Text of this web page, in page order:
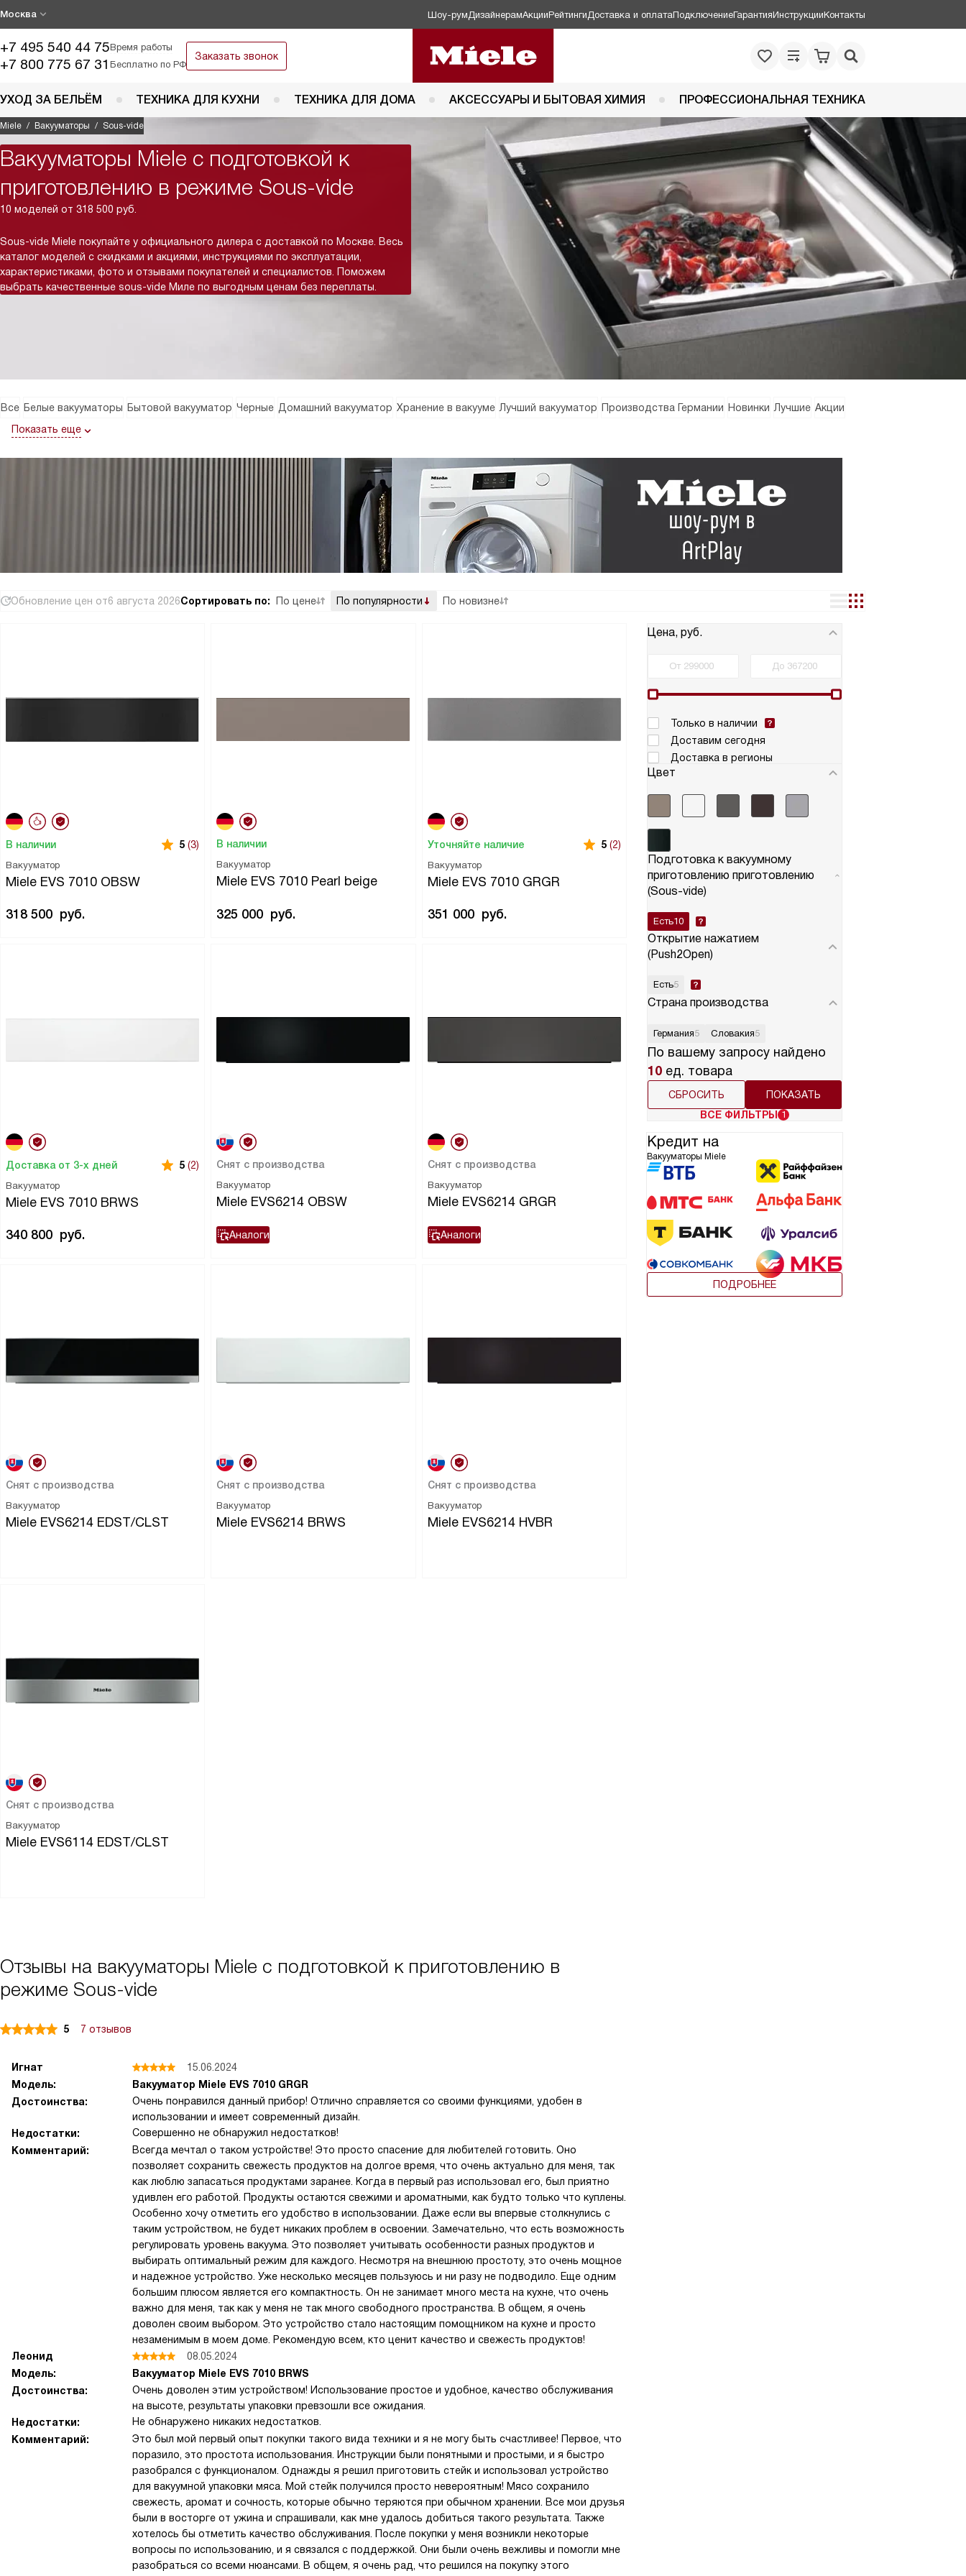
Москва Шоу-рум ДизайнерамАкцииРейтинги Доставка и оплатаПодключениеГарантияИнструкцииКонтакты
+7 495 540 44 75Время работы
+7 800 775 67 31 Бесплатно по РФ
Заказать звонок
УХОД ЗА БЕЛЬЁМ ТЕХНИКА ДЛЯ КУХНИ ТЕХНИКА ДЛЯ ДОМА АКСЕССУАРЫ И БЫТОВАЯ ХИМИЯ ПРОФЕССИОНАЛЬНАЯ ТЕХНИКА
Miele Вакууматоры Sous-vide
Вакууматоры Miele c подготовкой к
приготовлению в режиме Sous-vide
10 моделей от 318 500 руб.
Sous-vide Miele покупайте у официального дилера с доставкой по Москве. Весь
каталог моделей с скидками и акциями, инструкциями по эксплуатации,
характеристиками, фото и отзывами покупателей и специалистов. Поможем
выбрать качественные sous-vide Миле по выгодным ценам без переплаты.
Все Белые вакууматоры Бытовой вакууматор Черные Домашний вакууматор Хранение в вакууме Лучший вакууматор Производства Германии Новинки Лучшие Акции
Показать еще
Обновление цен от6 августа 2026Сортировать по: По цене По популярности По новизне
Цена, руб.
Только в наличии
Доставим сегодня
Доставка в регионы
Цвет
Подготовка к вакуумному
приготовлению приготовлению
(Sous-vide)
Есть10
Открытие нажатием
(Push2Open)
Есть5
Страна производства
Германия5 Словакия5
По вашему запросу найдено
10 ед. товара
СБРОСИТЬ
ВСЕ ФИЛЬТРЫ
1
Кредит на
Вакууматоры Miele
ПОДРОБНЕЕ
Вакууматор
Miele EVS 7010 OBSW
В наличии 5 (3)
318 500 руб.
Вакууматор
Miele EVS 7010 Pearl beige
В наличии
325 000 руб.
Вакууматор
Miele EVS 7010 GRGR
Уточняйте наличие 5 (2)
351 000 руб.
Вакууматор
Miele EVS 7010 BRWS
Доставка от 3-х дней 5 (2)
340 800 руб.
Вакууматор
Miele EVS6214 OBSW
Снят с производства
Аналоги
Вакууматор
Miele EVS6214 GRGR
Снят с производства
Аналоги
Вакууматор
Miele EVS6214 EDST/CLST
Снят с производства
Вакууматор
Miele EVS6214 BRWS
Снят с производства
Вакууматор
Miele EVS6214 HVBR
Снят с производства
Вакууматор
Miele EVS6114 EDST/CLST
Снят с производства
Отзывы на вакууматоры Miele c подготовкой к приготовлению в
режиме Sous-vide
5 7 отзывов
Игнат
15.06.2024
Модель:
Вакууматор Miele EVS 7010 GRGR
Достоинства:
Очень понравился данный прибор! Отлично справляется со своими функциями, удобен в
использовании и имеет современный дизайн.
Недостатки:
Совершенно не обнаружил недостатков!
Комментарий:
Всегда мечтал о таком устройстве! Это просто спасение для любителей готовить. Оно
позволяет сохранить свежесть продуктов на долгое время, что очень актуально для меня, так
как люблю запасаться продуктами заранее. Когда в первый раз использовал его, был приятно
удивлен его работой. Продукты остаются свежими и ароматными, как будто только что куплены.
Особенно хочу отметить его удобство в использовании. Даже если вы впервые столкнулись с
таким устройством, не будет никаких проблем в освоении. Замечательно, что есть возможность
регулировать уровень вакуума. Это позволяет учитывать особенности разных продуктов и
выбирать оптимальный режим для каждого. Несмотря на внешнюю простоту, это очень мощное
и надежное устройство. Уже несколько месяцев пользуюсь и ни разу не подводило. Еще одним
большим плюсом является его компактность. Он не занимает много места на кухне, что очень
важно для меня, так как у меня не так много свободного пространства. В общем, я очень
доволен своим выбором. Это устройство стало настоящим помощником на кухне и просто
незаменимым в моем доме. Рекомендую всем, кто ценит качество и свежесть продуктов!
Леонид
08.05.2024
Модель:
Вакууматор Miele EVS 7010 BRWS
Достоинства:
Очень доволен этим устройством! Использование простое и удобное, качество обслуживания
на высоте, результаты упаковки превзошли все ожидания.
Недостатки:
Не обнаружено никаких недостатков.
Комментарий:
Это был мой первый опыт покупки такого вида техники и я не могу быть счастливее! Первое, что
поразило, это простота использования. Инструкции были понятными и простыми, и я быстро
разобрался с функционалом. Однажды я решил приготовить стейк и использовал устройство
для вакуумной упаковки мяса. Мой стейк получился просто невероятным! Мясо сохранило
свежесть, аромат и сочность, которые обычно теряются при обычном хранении. Все мои друзья
были в восторге от ужина и спрашивали, как мне удалось добиться такого результата. Также
хотелось бы отметить качество обслуживания. После покупки у меня возникли некоторые
вопросы по использованию, и я связался с поддержкой. Они были очень вежливы и помогли мне
разобраться со всеми нюансами. В общем, я очень рад, что решился на покупку этого